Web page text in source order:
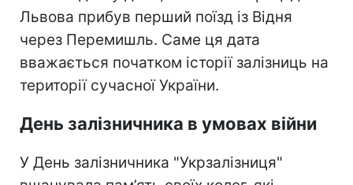
Львова прибув перший поїзд із Відня
через Перемишль. Саме ця дата
вважається початком історії залізниць на
території сучасної України.
День залізничника в умовах війни
У День залізничника "Укрзалізниця"